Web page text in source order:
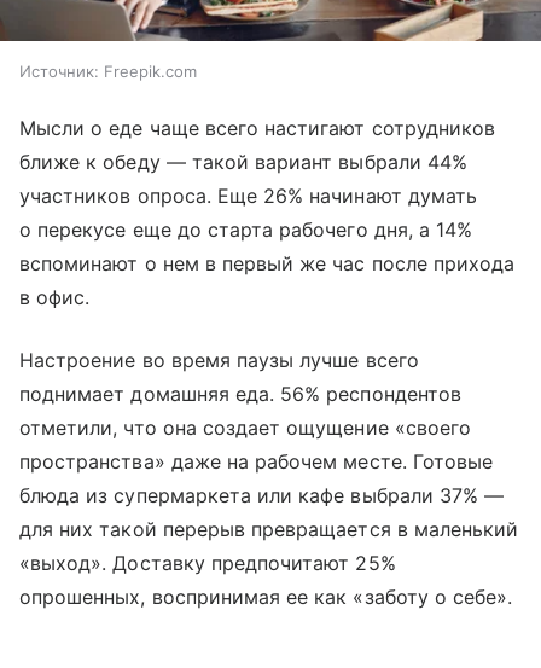
Источник: Freepik.com
Мысли о еде чаще всего настигают сотрудников
ближе к обеду — такой вариант выбрали 44%
участников опроса. Еще 26% начинают думать
о перекусе еще до старта рабочего дня, а 14%
вспоминают о нем в первый же час после прихода
в офис.
Настроение во время паузы лучше всего
поднимает домашняя еда. 56% респондентов
отметили, что она создает ощущение «своего
пространства» даже на рабочем месте. Готовые
блюда из супермаркета или кафе выбрали 37% —
для них такой перерыв превращается в маленький
«выход». Доставку предпочитают 25%
опрошенных, воспринимая ее как «заботу о себе».